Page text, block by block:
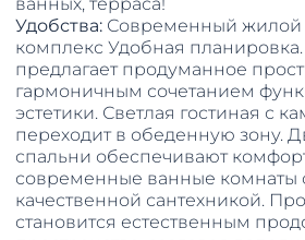
Удобства: Современный жилой
комплекс Удобная
предлагает продуманное
гармоничным сочетанием
эстетики. Светлая гостиная с
переходит в обеденную зону.
спальни обеспечивают
современные ванные комнаты
качественной сантехникой.
становится естественным